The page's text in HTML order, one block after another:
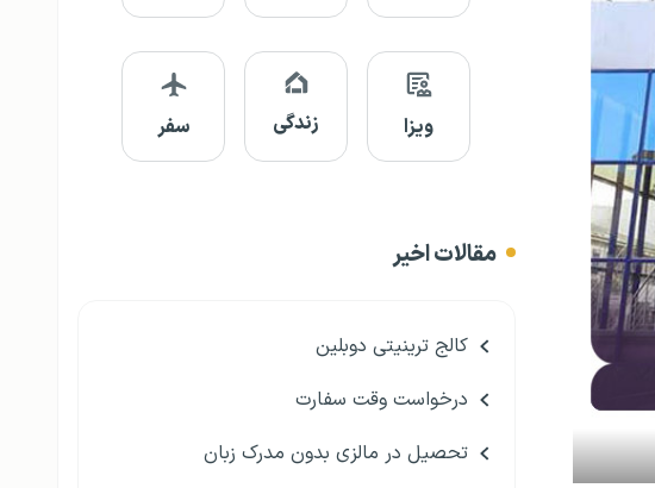
ویزا زندگی سفر
مقالات اخیر
کالج ترینیتی دوبلین
درخواست وقت سفارت
تحصیل در مالزی بدون مدرک زبان